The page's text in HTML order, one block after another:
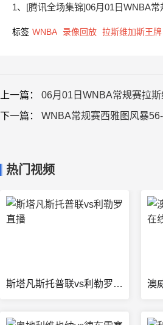
1、[腾讯全场集锦]06月01日WNBA
标签 WNBA 录像回放 拉斯维加斯王牌
上一篇： 06月01日WNBA常规赛拉
下一篇： WNBA常规赛西雅图风暴
热门视频
斯塔凡斯托普联vs利勒罗直播